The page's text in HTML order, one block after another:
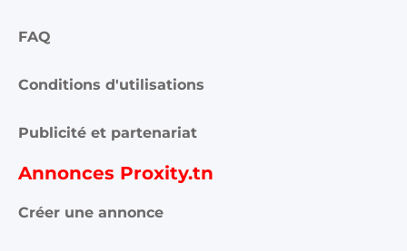
FAQ
Conditions d'utilisations
Publicité et partenariat
Annonces Proxity.tn
Créer une annonce